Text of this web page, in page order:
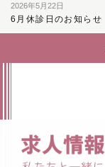
2026年5月22日
6月休診日のお知らせ